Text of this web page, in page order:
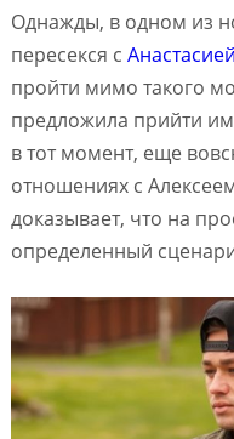
Однажды, в одном из
пересекся с
пройти мимо такого
предложила прийти
в тот момент, еще
отношениях с
доказывает, что на
определенный